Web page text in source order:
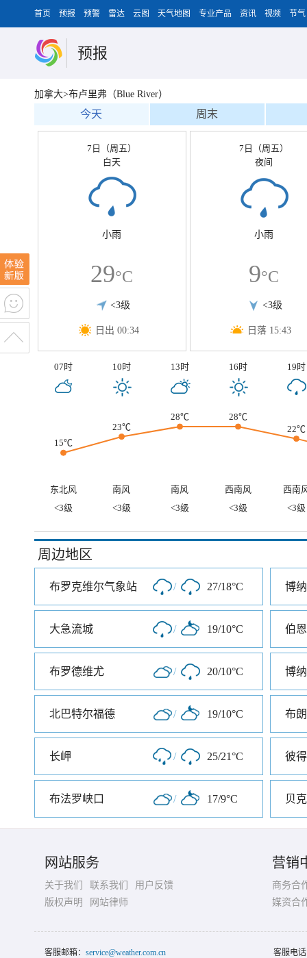
首页 预报 预警 雷达 云图 天气地图 专业产品 资讯 视频 节气
预报
加拿大>布卢里弗（Blue River）
今天 周末
7日（周五）
白天
小雨
29°C
<3级
日出 00:34
7日（周五）
夜间
小雨
9°C
<3级
日落 15:43
07时 10时 13时 16时 19时
15℃
23℃
28℃
28℃
22℃
东北风 南风 南风 西南风
西南
<3级
<3级 <3级 <3级 <3级
周边地区
布罗克维尔气象站 / 27/18°C 博
大急流城 / 19/10°C 伯
布罗德维尤 / 20/10°C 博
北巴特尔福德 / 19/10°C 布
长岬 / 25/21°C
布法罗峡口 / 17/9°C 贝
网站服务
关于我们 联系我们
用户反馈
版权声明
网站律师
营销
商务合
媒资合
客服邮箱： service@weather.com.cn 客服电